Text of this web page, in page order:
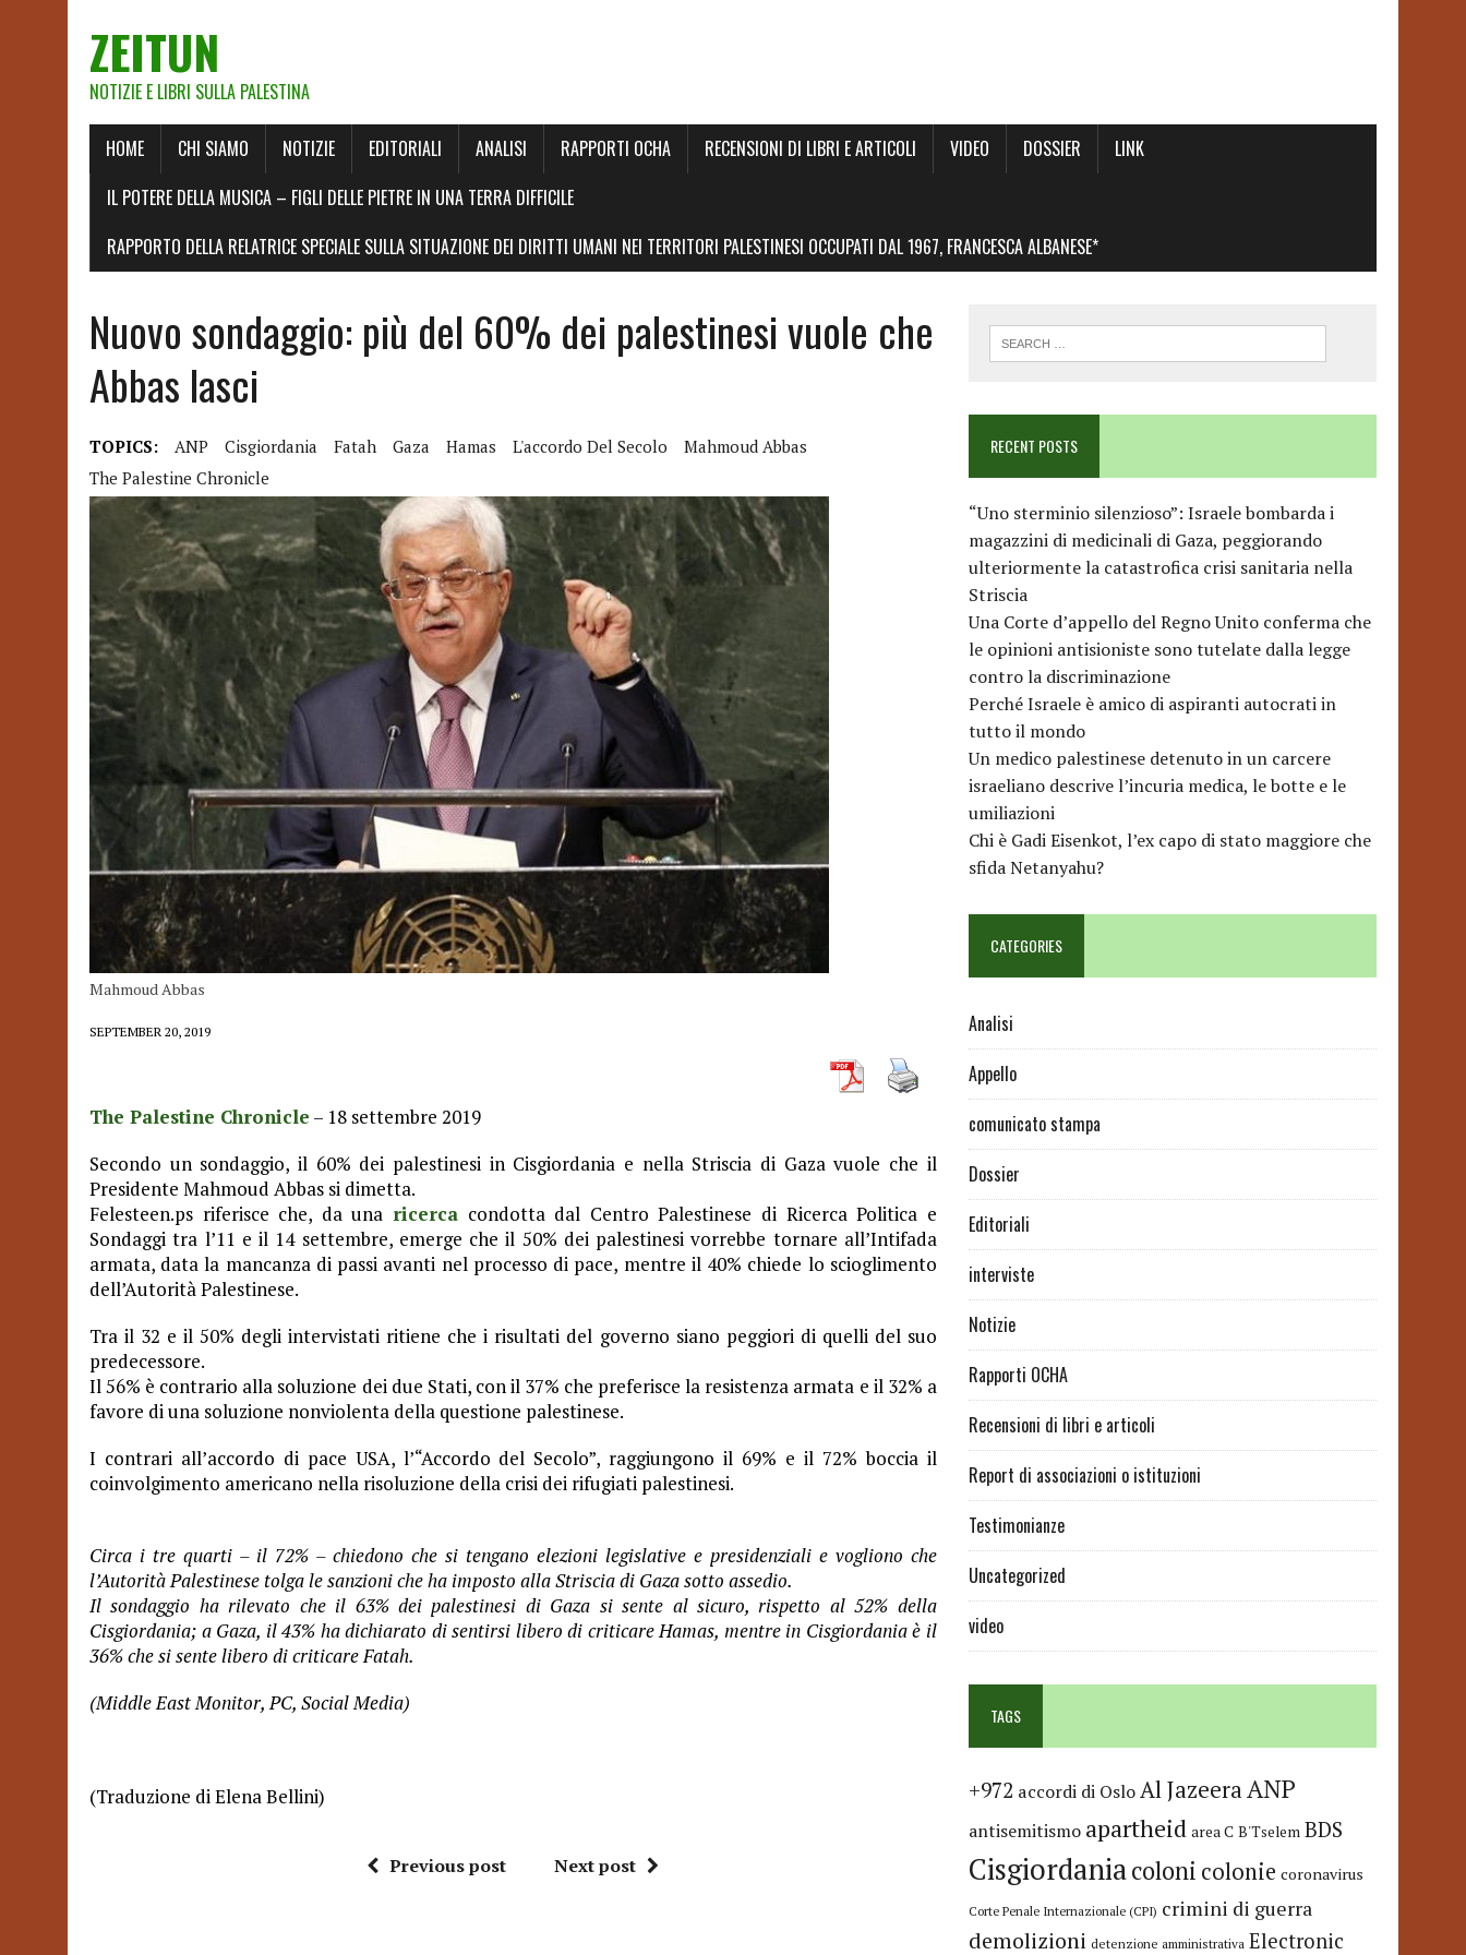
ZEITUN
NOTIZIE E LIBRI SULLA PALESTINA
HOME CHI SIAMO NOTIZIE EDITORIALI ANALISI RAPPORTI OCHA RECENSIONI DI LIBRI E ARTICOLI VIDEO DOSSIER
LINK
IL POTERE DELLA MUSICA – FIGLI DELLE PIETRE IN UNA TERRA DIFFICILE
RAPPORTO DELLA RELATRICE SPECIALE SULLA SITUAZIONE DEI DIRITTI UMANI NEI TERRITORI PALESTINESI OCCUPATI DAL 1967, FRANCESCA ALBANESE*
Nuovo sondaggio: più del 60% dei palestinesi vuole che
Abbas lasci
TOPICS: ANP Cisgiordania Fatah Gaza Hamas L'accordo Del Secolo
Mahmoud Abbas
The Palestine Chronicle
Mahmoud Abbas
SEPTEMBER 20, 2019
The Palestine Chronicle – 18 settembre 2019
Secondo un sondaggio, il 60% dei palestinesi in Cisgiordania e nella Striscia di Gaza vuole che il
Presidente Mahmoud Abbas si dimetta.
Felesteen.ps riferisce che, da una ricerca condotta dal Centro Palestinese di Ricerca Politica e
Sondaggi tra l’11 e il 14 settembre, emerge che il 50% dei palestinesi vorrebbe tornare all’Intifada
armata, data la mancanza di passi avanti nel processo di pace, mentre il 40% chiede lo scioglimento
dell’Autorità Palestinese.
Tra il 32 e il 50% degli intervistati ritiene che i risultati del governo siano peggiori di quelli del suo
predecessore.
Il 56% è contrario alla soluzione dei due Stati, con il 37% che preferisce la resistenza armata e il 32% a
favore di una soluzione nonviolenta della questione palestinese.
I contrari all’accordo di pace USA, l’“Accordo del Secolo”, raggiungono il 69% e il 72% boccia il
coinvolgimento americano nella risoluzione della crisi dei rifugiati palestinesi.
Circa i tre quarti – il 72% – chiedono che si tengano elezioni legislative e presidenziali e vogliono che
l’Autorità Palestinese tolga le sanzioni che ha imposto alla Striscia di Gaza sotto assedio.
Il sondaggio ha rilevato che il 63% dei palestinesi di Gaza si sente al sicuro, rispetto al 52% della
Cisgiordania; a Gaza, il 43% ha dichiarato di sentirsi libero di criticare Hamas, mentre in Cisgiordania è il
36% che si sente libero di criticare Fatah.
(Middle East Monitor, PC, Social Media)
(Traduzione di Elena Bellini)
Previous post Next post
RECENT POSTS
“Uno sterminio silenzioso”: Israele bombarda i
magazzini di medicinali di Gaza, peggiorando
ulteriormente la catastrofica crisi sanitaria nella
Striscia
Una Corte d’appello del Regno Unito conferma che
le opinioni antisioniste sono tutelate dalla legge
contro la discriminazione
Perché Israele è amico di aspiranti autocrati in
tutto il mondo
Un medico palestinese detenuto in un carcere
israeliano descrive l’incuria medica, le botte e le
umiliazioni
Chi è Gadi Eisenkot, l’ex capo di stato maggiore che
sfida Netanyahu?
CATEGORIES
Analisi
Appello
comunicato stampa
Dossier
Editoriali
interviste
Notizie
Rapporti OCHA
Recensioni di libri e articoli
Report di associazioni o istituzioni
Testimonianze
Uncategorized
video
TAGS
+972 accordi di OsloAl JazeeraANP
antisemitismo apartheid area C B'Tselem BDS
Cisgiordaniacoloni colonie coronavirus
Corte Penale Internazionale (CPI) crimini di guerra
demolizioni detenzione amministrativa Electronic